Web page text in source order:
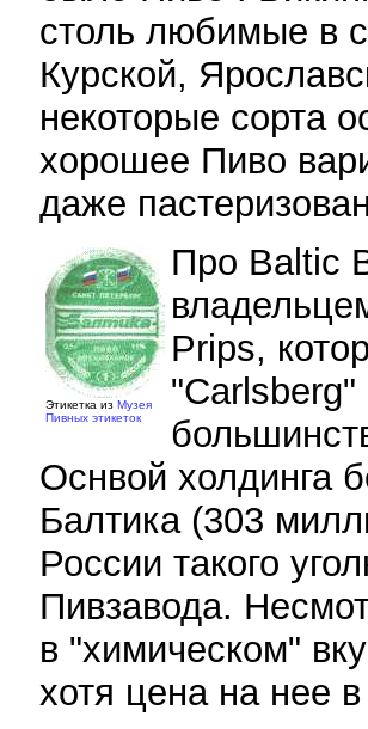
столь любимые в
Курской,
некоторые сорта
хорошее Пиво
даже
Этикетка из Музея
Пивных этикеток
Про Baltic
Prips,
Оснвой холдинга
Балтика (303
России такого
Пивзавода.
в "химическом"
хотя цена на нее